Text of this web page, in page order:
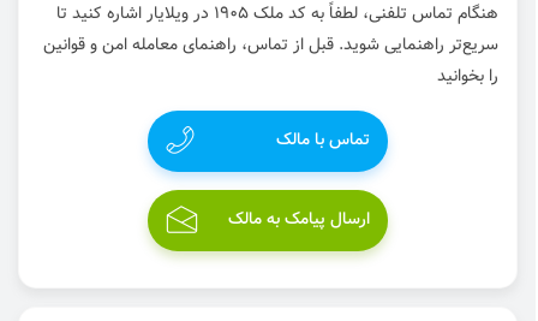
هنگام تماس تلفنی، لطفاً به کد ملک 1905 در ویلایار اشاره کنید تا
سریع‌تر راهنمایی شوید. قبل از تماس، راهنمای معامله امن و قوانین
را بخوانید
تماس با مالک
ارسال پیامک به مالک